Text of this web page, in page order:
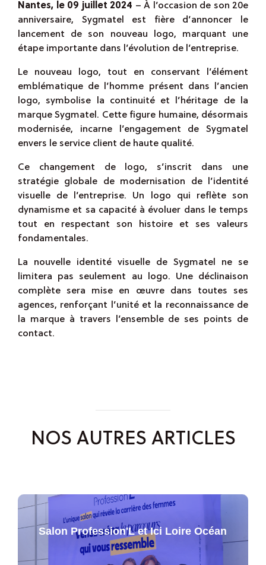
Nantes, le 09 juillet 2024 – À l’occasion de son 20e
anniversaire, Sygmatel est fière d’annoncer le
lancement de son nouveau logo, marquant une
étape importante dans l’évolution de l’entreprise.
Le nouveau logo, tout en conservant l’élément
emblématique de l’homme présent dans l’ancien
logo, symbolise la continuité et l’héritage de la
marque Sygmatel. Cette figure humaine, désormais
modernisée, incarne l’engagement de Sygmatel
envers le service client de haute qualité.
Ce changement de logo, s’inscrit dans une
stratégie globale de modernisation de l’identité
visuelle de l’entreprise. Un logo qui reflète son
dynamisme et sa capacité à évoluer dans le temps
tout en respectant son histoire et ses valeurs
fondamentales.
La nouvelle identité visuelle de Sygmatel ne se
limitera pas seulement au logo. Une déclinaison
complète sera mise en œuvre dans toutes ses
agences, renforçant l’unité et la reconnaissance de
la marque à travers l’ensemble de ses points de
contact.
NOS AUTRES ARTICLES
Salon Profession'L et Ici Loire Océan